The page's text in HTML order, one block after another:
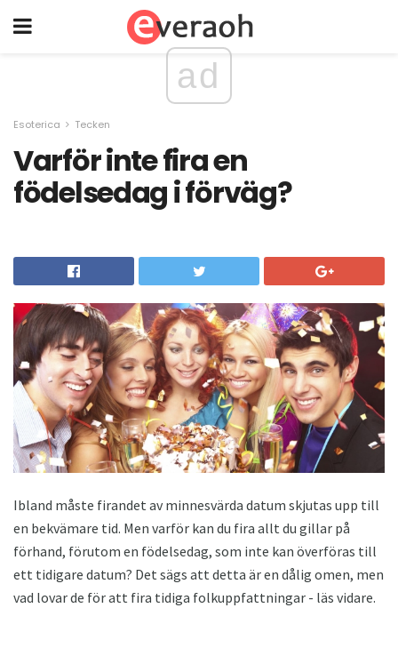
ad
Esoterica Tecken
Varför inte fira en
födelsedag i förväg?
Ibland måste firandet av minnesvärda datum skjutas upp till
en bekvämare tid. Men varför kan du fira allt du gillar på
förhand, förutom en födelsedag, som inte kan överföras till
ett tidigare datum? Det sägs att detta är en dålig omen, men
vad lovar de för att fira tidiga folkuppfattningar - läs vidare.